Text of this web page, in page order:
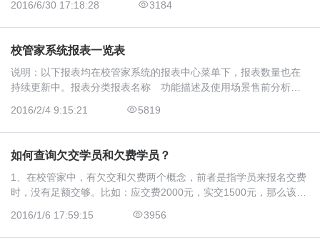
的日期范围内，已续费学员数占应续费学员数的比率。升班率通常
适用于课程和班级具…
2016/6/30 17:18:28 3184
校管家系统报表一览表
说明：以下报表均在校管家系统的报表中心菜单下，报表数量也在
持续更新中。报表分类报表名称 功能描述及使用场景售前分析报
意向学员数占比，方
2016/2/4 9:15:21 5819
如何查询欠交学员和欠费学员？
1、在校管家中，有欠交和欠费两个概念，前者是指学员来报名交费
时，没有足额交够。比如：应交费2000元，实交1500元，那么该学
超额上课了，导致学员剩余学费为负。2、那么如何查询当前的欠交
学员和欠费学员，…
2016/1/6 17:59:15 3956